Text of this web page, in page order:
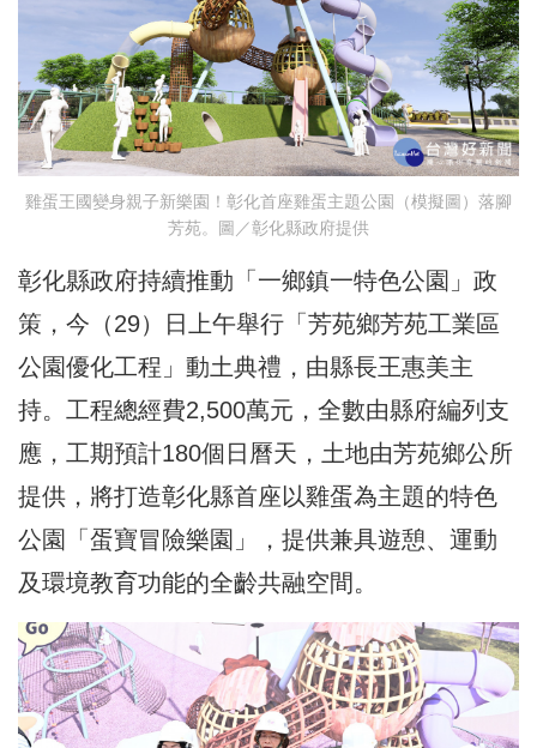
雞蛋王國變身親子新樂園！彰化首座雞蛋主題公園（模擬圖）落腳
芳苑。圖／彰化縣政府提供
彰化縣政府持續推動「一鄉鎮一特色公園」政
策，今（29）日上午舉行「芳苑鄉芳苑工業區
公園優化工程」動土典禮，由縣長王惠美主
持。工程總經費2,500萬元，全數由縣府編列支
應，工期預計180個日曆天，土地由芳苑鄉公所
提供，將打造彰化縣首座以雞蛋為主題的特色
公園「蛋寶冒險樂園」，提供兼具遊憩、運動
及環境教育功能的全齡共融空間。